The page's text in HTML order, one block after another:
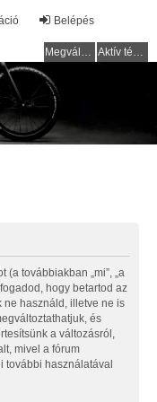
Belépés
Megválaszolatlan témák Aktív témák
(a továbbiakban „mi”, „a
hogy betartod az
ne használd, illetve ne is
és
a változásról,
mivel a fórum
további használatával